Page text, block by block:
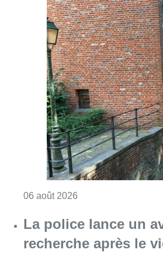
06 août 2026
La police lance un
recherche après le